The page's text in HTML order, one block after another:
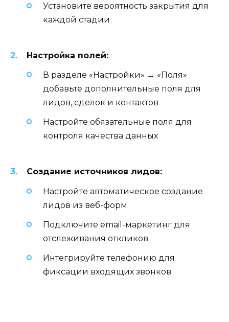
Установите вероятность закрытия для
каждой стадии
Настройка полей:
В разделе «Настройки» → «Поля»
добавьте дополнительные поля для
лидов, сделок и контактов
Настройте обязательные поля для
контроля качества данных
Создание источников лидов:
Настройте автоматическое создание
лидов из веб-форм
Подключите email-маркетинг для
отслеживания откликов
Интегрируйте телефонию для
фиксации входящих звонков